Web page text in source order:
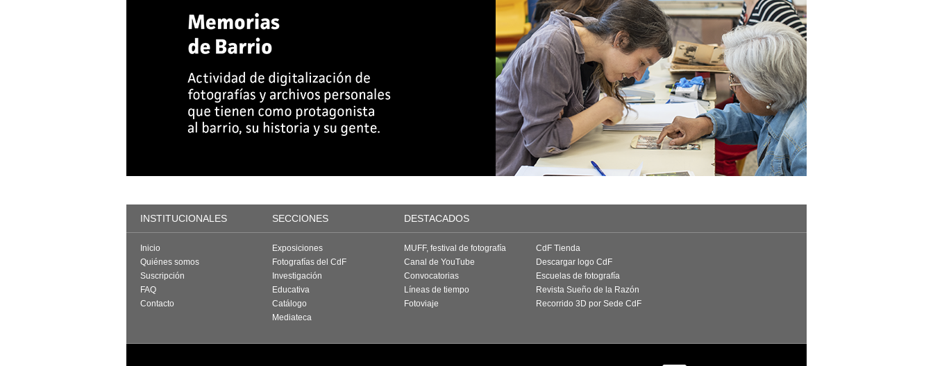
INSTITUCIONALES SECCIONES DESTACADOS
Inicio
Quiénes somos
Suscripción
FAQ
Contacto
Exposiciones
Fotografías del CdF
Investigación
Educativa
Catálogo
Mediateca
MUFF, festival de fotografía
Canal de YouTube
Convocatorias
Líneas de tiempo
Fotoviaje
CdF Tienda
Descargar logo CdF
Escuelas de fotografía
Revista Sueño de la Razón
Recorrido 3D por Sede CdF